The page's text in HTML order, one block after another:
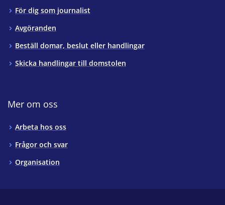
För dig som journalist
Avgöranden
Beställ domar, beslut eller handlingar
Skicka handlingar till domstolen
Mer om oss
Arbeta hos oss
Frågor och svar
Organisation